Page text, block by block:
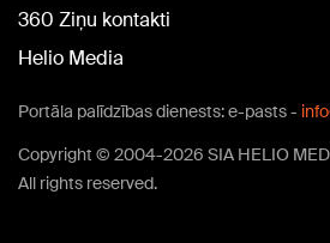
360 Ziņu kontakti
Helio Media
Portāla palīdzības dienests: e-pasts -
Copyright © 2004-2026 SIA HELIO
All rights reserved.